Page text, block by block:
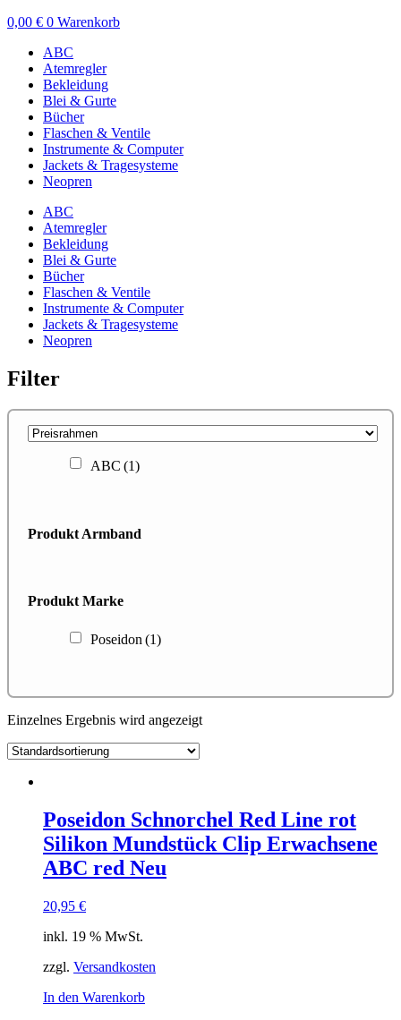
0,00 € 0 Warenkorb
ABC
Atemregler
Bekleidung
Blei & Gurte
Bücher
Flaschen & Ventile
Instrumente & Computer
Jackets & Tragesysteme
Neopren
ABC
Atemregler
Bekleidung
Blei & Gurte
Bücher
Flaschen & Ventile
Instrumente & Computer
Jackets & Tragesysteme
Neopren
Filter
ABC (1)
Produkt Armband
Produkt Marke
Poseidon (1)
Einzelnes Ergebnis wird angezeigt
Poseidon Schnorchel Red Line rot
Silikon Mundstück Clip Erwachsene
ABC red Neu
20,95 €
inkl. 19 % MwSt.
zzgl. Versandkosten
In den Warenkorb